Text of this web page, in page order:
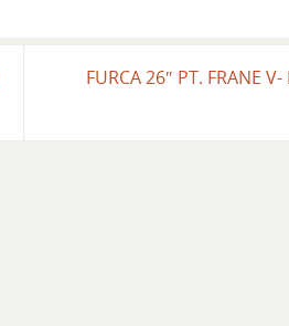
FURCA 26″ PT. FRANE V-